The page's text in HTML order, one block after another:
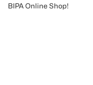
BIPA Online Shop!